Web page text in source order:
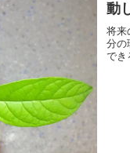
動
将来
分の
でき